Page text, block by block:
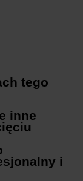
tego
inne
i